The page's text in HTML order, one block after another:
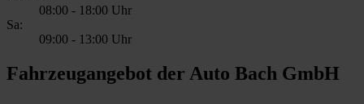
08:00 - 18:00 Uhr
Sa:
09:00 - 13:00 Uhr
Fahrzeugangebot der Auto Bach GmbH